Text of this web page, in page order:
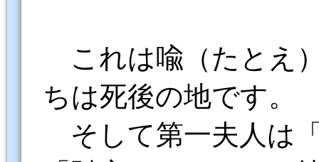
これは喩（たとえ
ちは死後の地です。
そして第一夫人は